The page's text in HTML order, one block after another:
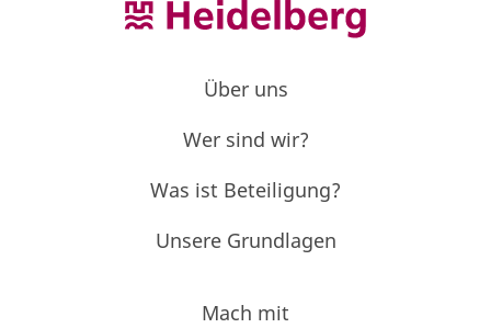
Mach mit
Über uns
Wer sind wir?
Was ist Beteiligung?
Unsere Grundlagen